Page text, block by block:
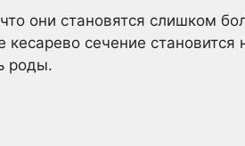
они становятся слишком
кесарево сечение
роды.